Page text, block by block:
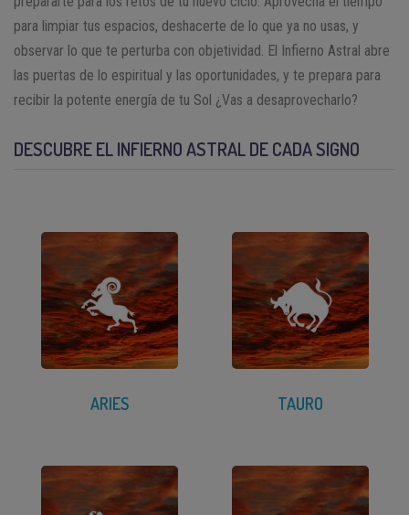
para limpiar tus espacios, deshacerte de lo que ya no usas, y
observar lo que te perturba con objetividad. El Infierno Astral abre
las puertas de lo espiritual y las oportunidades, y te prepara para
recibir la potente energía de tu Sol ¿Vas a desaprovecharlo?
DESCUBRE EL INFIERNO ASTRAL DE CADA SIGNO
ARIES TAURO